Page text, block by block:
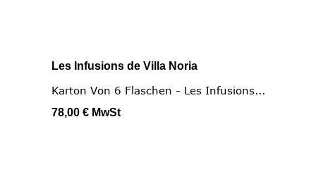
Les Infusions de Villa Noria
Karton Von 6 Flaschen - Les Infusions...
78,00 € MwSt